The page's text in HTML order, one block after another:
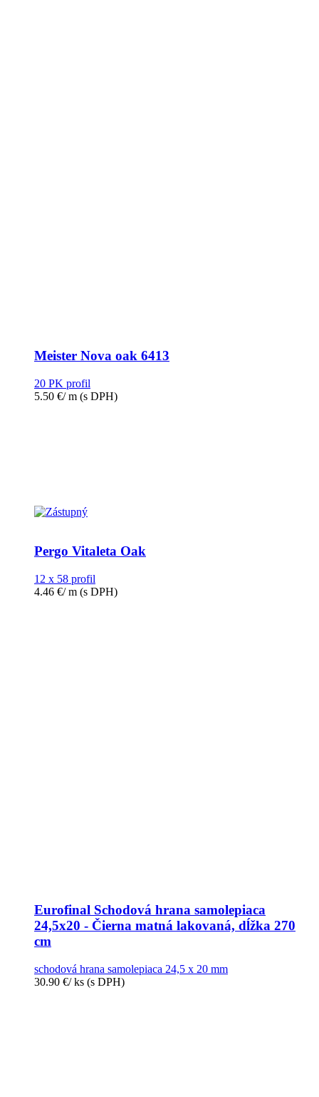
Meister Nova oak 6413
20 PK profil
5.50 €/ m (s DPH)
Pergo Vitaleta Oak
12 x 58 profil
4.46 €/ m (s DPH)
Eurofinal Schodová hrana samolepiaca
24,5x20 - Čierna matná lakovaná, dĺžka 270
cm
schodová hrana samolepiaca 24,5 x 20 mm
30.90 €/ ks (s DPH)